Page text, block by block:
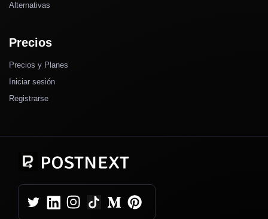
Alternativas
Precios
Precios y Planes
Iniciar sesión
Registrarse